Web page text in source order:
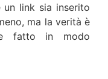
un link sia inserito
ma la verità è
fatto in modo